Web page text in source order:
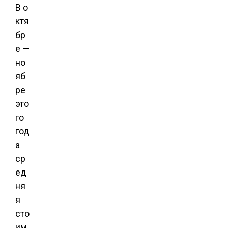
В о
ктя
бр
е —
но
яб
ре
это
го
год
а
ср
ед
ня
я
сто